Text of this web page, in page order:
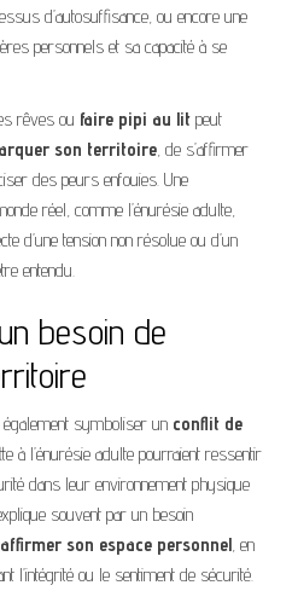
d’autosuffisance, ou encore une
personnels et sa capacité à se
rêves ou faire pipi au lit peut
son territoire, de s’affirmer
des peurs enfouies. Une
réel, comme l’énurésie adulte,
d’une tension non résolue ou d’un
entendu.
besoin de
également symboliser un conflit de
à l’énurésie adulte pourraient ressentir
dans leur environnement physique
souvent par un besoin
son espace personnel, en
l’intégrité ou le sentiment de sécurité.